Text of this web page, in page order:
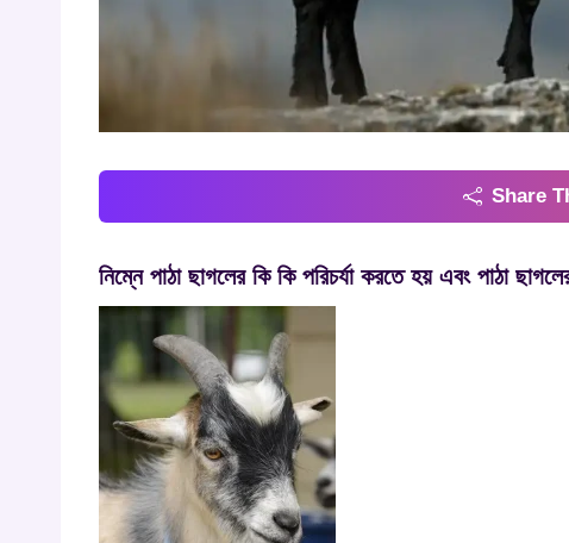
Share
নিম্নে পাঠা ছাগলের কি কি পরিচর্যা করতে হয় এবং পাঠা